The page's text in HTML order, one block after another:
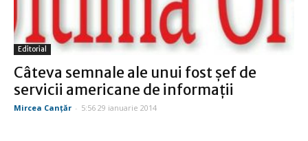
Editorial
Câteva semnale ale unui fost şef de
servicii americane de informaţii
Mircea Canţăr - 5:56 29 ianuarie 2014